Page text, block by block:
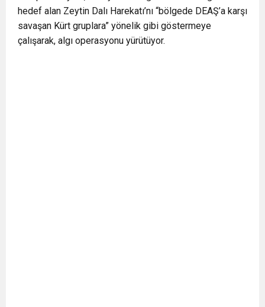
hedef alan Zeytin Dalı Harekatı’nı “bölgede DEAŞ’a karşı
savaşan Kürt gruplara” yönelik gibi göstermeye
çalışarak, algı operasyonu yürütüyor.